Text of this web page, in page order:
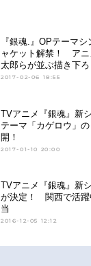
『銀魂.』OPテーマ
ャケット解禁！ アニ
太郎らが並ぶ描き下ろ
2017-02-06 18:55
TVアニメ『銀魂』新
テーマ「カゲロウ」
開！
2017-01-10 20:00
TVアニメ『銀魂』新
が決定！ 関西で活躍
当
2016-12-05 12:12